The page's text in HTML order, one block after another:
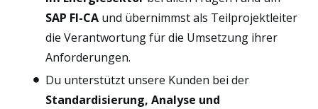
SAP FI-CA und übernimmst als Teilprojektleiter
die Verantwortung für die Umsetzung ihrer
Anforderungen.
Du unterstützt unsere Kunden bei der
Standardisierung, Analyse und